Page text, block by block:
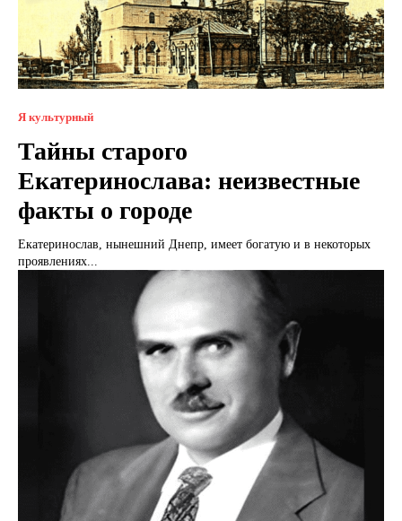
Я культурный
Тайны старого
Екатеринослава: неизвестные
факты о городе
Екатеринослав, нынешний Днепр, имеет богатую и в некоторых
проявлениях...